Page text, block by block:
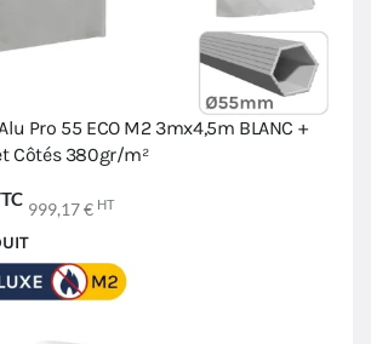
Pro 55 ECO M2 3mx4,5m BLANC +
Côtés 380gr/m²
999,17 € HT